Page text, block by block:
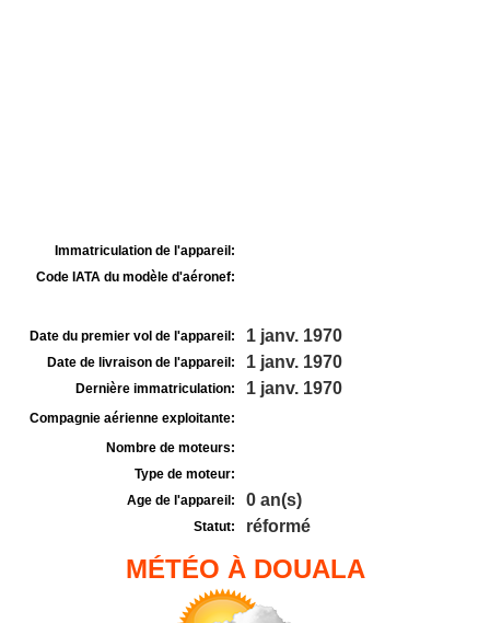
Immatriculation de l'appareil:
Code IATA du modèle d'aéronef:
Date du premier vol de l'appareil: 1 janv. 1970
Date de livraison de l'appareil: 1 janv. 1970
Dernière immatriculation: 1 janv. 1970
Compagnie aérienne exploitante:
Nombre de moteurs:
Type de moteur:
Age de l'appareil:
0 an(s)
Statut: réformé
MÉTÉO À DOUALA